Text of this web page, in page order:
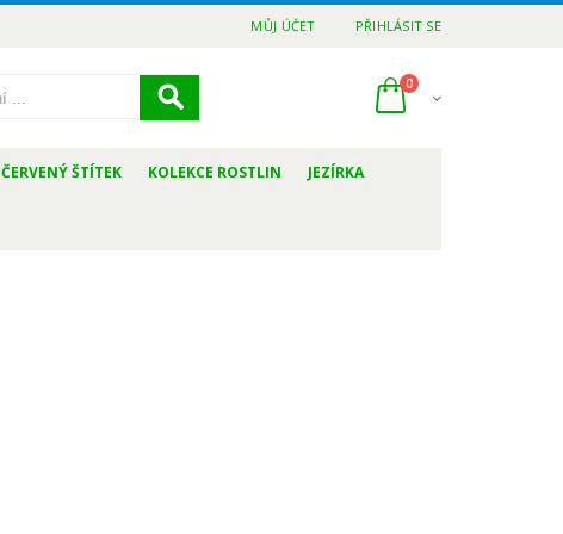
MŮJ ÚČET PŘIHLÁSIT SE
0
ČERVENÝ ŠTÍTEK KOLEKCE ROSTLIN JEZÍRKA